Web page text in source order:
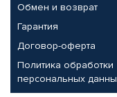
Обмен и возврат
Гарантия
Договор-оферта
Политика обработки
персональных